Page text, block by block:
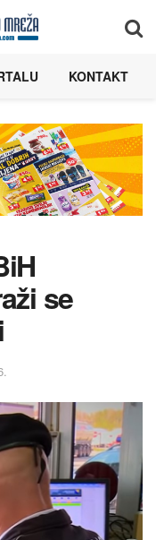
KONTAKT
se